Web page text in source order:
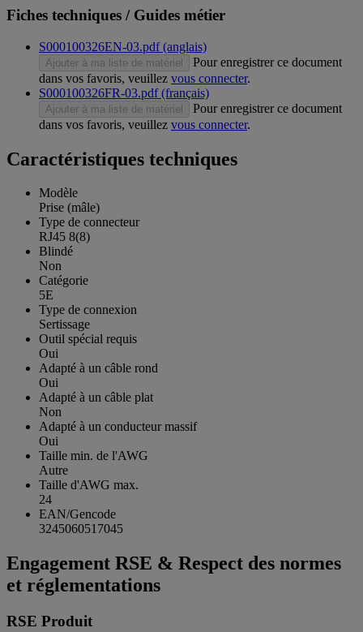
Fiches techniques / Guides métier
S000100326EN-03.pdf (anglais)
Ajouter à ma liste de matériel
Pour enregistrer ce document
dans vos favoris, veuillez vous connecter.
S000100326FR-03.pdf (français)
Ajouter à ma liste de matériel
Pour enregistrer ce document
dans vos favoris, veuillez vous connecter.
Caractéristiques techniques
Modèle
Prise (mâle)
Type de connecteur
RJ45 8(8)
Blindé
Non
Catégorie
5E
Type de connexion
Sertissage
Outil spécial requis
Oui
Adapté à un câble rond
Oui
Adapté à un câble plat
Non
Adapté à un conducteur massif
Oui
Taille min. de l'AWG
Autre
Taille d'AWG max.
24
EAN/Gencode
3245060517045
Engagement RSE & Respect des normes
et réglementations
RSE Produit